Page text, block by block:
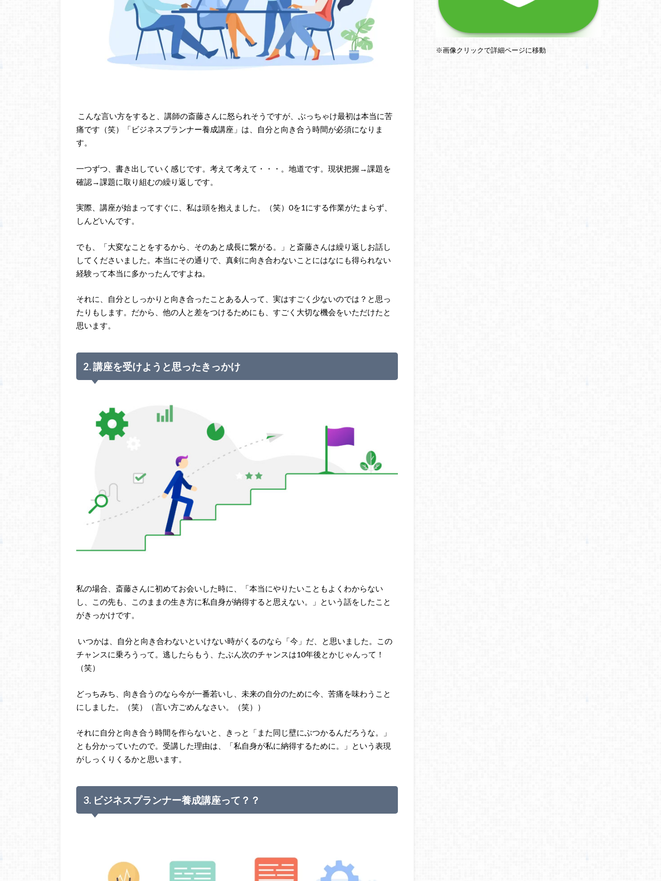
こんな言い方をすると、講師の斎藤さんに怒られそうですが、ぶっちゃけ最初は本当に苦
痛です（笑）「ビジネスプランナー養成講座」は、自分と向き合う時間が必須になりま
す。
一つずつ、書き出していく感じです。考えて考えて・・・。地道です。 現状把握→課題を
確認→課題に取り組むの繰り返しです。
実際、講座が始まってすぐに、私は頭を抱えました。（笑） 0を1にする作業がたまらず、
しんどいんです。
でも、「大変なことをするから、そのあと成長に繋がる。」と斎藤さんは繰り返しお話し
してくださいました。本当にその通りで、真剣に向き合わないことにはなにも得られない
経験って本当に多かったんですよね。
それに、自分としっかりと向き合ったことある人って、実はすごく少ないのでは？と思っ
たりもします。だから、他の人と差をつけるためにも、すごく大切な機会をいただけたと
思います。
2. 講座を受けようと思ったきっかけ
私の場合、斎藤さんに初めてお会いした時に、「本当にやりたいこともよくわからない
し、この先も、このままの生き方に私自身が納得すると思えない。」という話をしたこと
がきっかけです。
いつかは、自分と向き合わないといけない時がくるのなら「今」だ、と思いました。
この
チャンスに乗ろうって。逃したらもう、たぶん次のチャンスは10年後とかじゃんって！
（笑）
どっちみち、向き合うのなら今が一番若いし、未来の自分のために今、苦痛を味わうこと
にしました。（笑）（言い方ごめんなさい。（笑））
それに自分と向き合う時間を作らないと、きっと「また同じ壁にぶつかるんだろうな。」
とも分かっていたので。受講した理由は、「私自身が私に納得するために。」という表現
がしっくりくるかと思います。
3. ビジネスプランナー養成講座って？？
※画像クリックで詳細ページに移動